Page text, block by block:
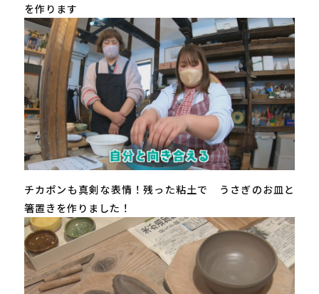
を作ります
チカポンも真剣な表情！残った粘土で うさぎのお皿と
箸置きを作りました！